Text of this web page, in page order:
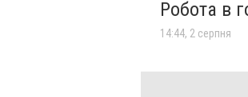
Робота в
14:44, 2 серпня